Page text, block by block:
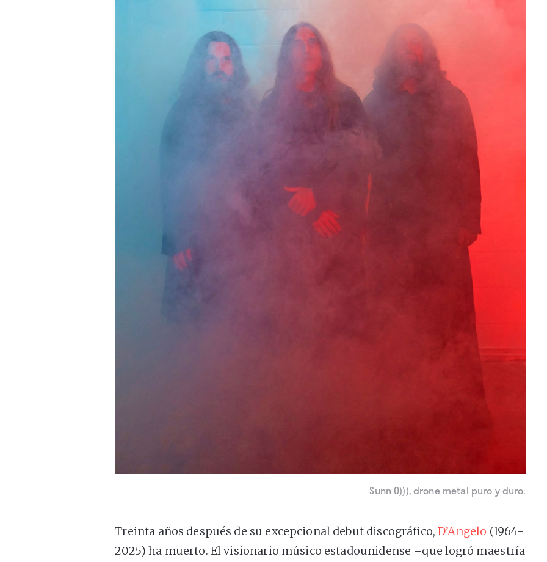
Sunn O))), drone metal puro y duro.
Treinta años después de su excepcional debut discográfico,D’Angelo (1964-
2025) ha muerto. El visionario músico estadounidense –que logró maestría